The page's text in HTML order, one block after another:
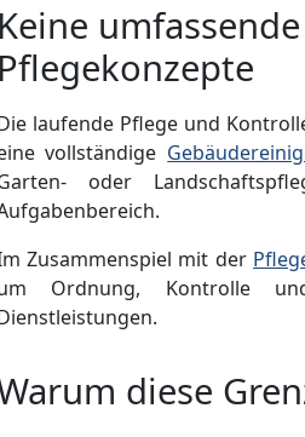
Keine
Pflegekonzepte
laufende Pflege und
vollständige
oder
Zusammenspiel mit der
Ordnung, Kontrolle
diese